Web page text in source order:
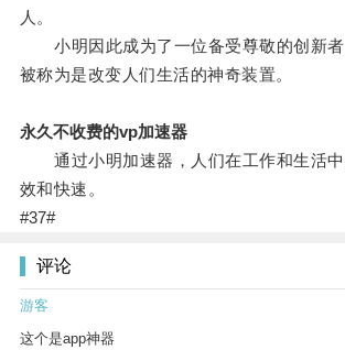
人。
小明因此成为了一位备受尊敬的创新者
被称为是改变人们生活的神奇装置。
永久不收费的vp加速器
通过小明加速器，人们在工作和生活中
效和快速。
#37#
评论
游客
这个是app神器